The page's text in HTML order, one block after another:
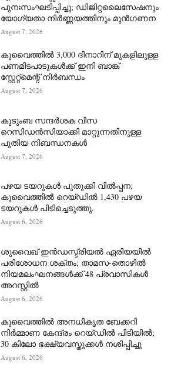
പുനഃസംഘടിപ്പിച്ചു; ഡിജിറ്റലൈസേഷനും
യോഗ്യതാ നിർണ്ണയത്തിനും മുൻഗണന
August 7, 2026
കുവൈത്തിൽ 3,000 ദിനാറിന് മുകളിലുള്ള
പണമിടപാടുകൾക്ക് ഇനി ബാങ്ക്
സ്റ്റേറ്റ്‌മെന്റ് നിർബന്ധം
August 7, 2026
കുടുംബ സന്ദർശക വിസ
റെസിഡൻസിയാക്കി മാറ്റുന്നതിനുള്ള
പുതിയ നിബന്ധനകൾ
August 7, 2026
പഴയ ടയറുകൾ പുതുക്കി വിൽപ്പന;
കുവൈത്തിൽ റെയ്ഡിൽ 1,430 പഴയ
ടയറുകൾ പിടിച്ചെടുത്തു.
August 6, 2026
ശുവൈഖ് ഇൻഡസ്ട്രിയൽ ഏരിയയിൽ
പരിശോധന ശക്തം; താമസ-തൊഴിൽ
നിയമലംഘനങ്ങൾക്ക് 48 പ്രവാസികൾ
അറസ്റ്റിൽ
August 6, 2026
കുവൈത്തിൽ അനധികൃത ബേക്കറി
നിർമ്മാണ കേന്ദ്രം റെയ്ഡിൽ പിടിയിൽ;
30 കിലോ ഭക്ഷ്യവസ്തുക്കൾ നശിപ്പിച്ചു
August 6, 2026